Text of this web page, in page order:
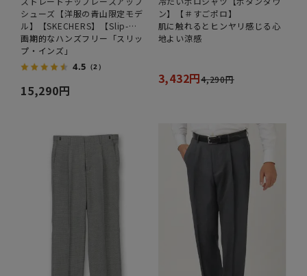
シューズ【洋服の青山限定モデ
ル】【SKECHERS】【Slip-
ins】
画期的なハンズフリー「スリッ
プ・インズ」
4.5 （2）
15,290円
ン】【＃すごポロ】
肌に触れるとヒンヤリ感じる心
地よい涼感
3,432円4,290円